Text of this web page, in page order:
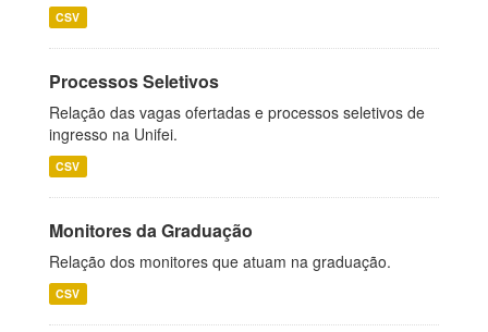
CSV
Processos Seletivos
Relação das vagas ofertadas e processos seletivos de
ingresso na Unifei.
CSV
Monitores da Graduação
Relação dos monitores que atuam na graduação.
CSV